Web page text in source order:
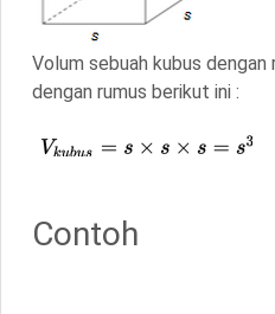
Volum sebuah kubus
dengan rumus berikut ini :
Contoh